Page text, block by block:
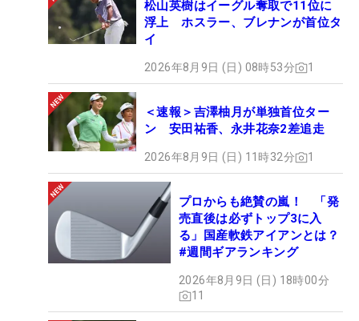
松山英樹はイーグル奪取で11位に
浮上 ホスラー、ブレナンが首位タ
イ
2026年8月9日 (日) 08時53分 1
＜速報＞吉澤柚月が単独首位ター
ン 安田祐香、永井花奈2差追走
2026年8月9日 (日) 11時32分 1
プロからも絶賛の嵐！ 「発
売直後は必ずトップ3に入
る」国産軟鉄アイアンとは？
#週間ギアランキング
2026年8月9日 (日) 18時00分
11